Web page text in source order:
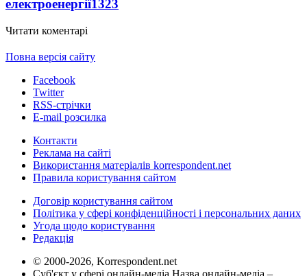
електроенергії1323
Читати коментарі
Повна версія сайту
Facebook
Twitter
RSS-стрічки
E-mail розсилка
Контакти
Реклама на сайті
Використання матеріалів korrespondent.net
Правила користування сайтом
Договір користування сайтом
Політика у сфері конфіденційності і персональних даних
Угода щодо користування
Редакція
© 2000-2026, Korrespondent.net
Суб'єкт у сфері онлайн-медіа Назва онлайн-медіа –